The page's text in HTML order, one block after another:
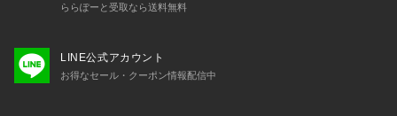
ららぽーと受取なら送料無料
LINE公式アカウント
お得なセール・クーポン情報配信中